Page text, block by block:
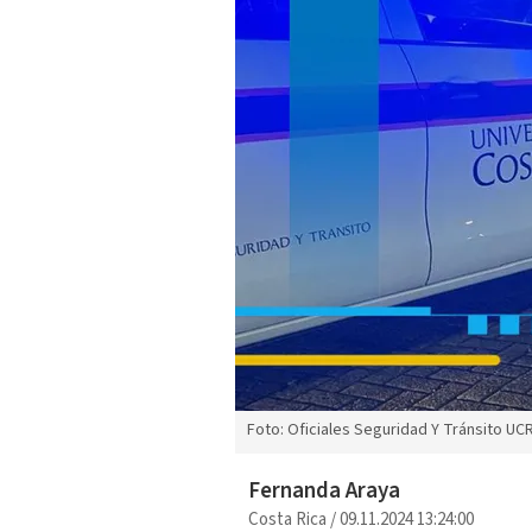
Foto: Oficiales Seguridad Y Tránsito
Fernanda Araya
Costa Rica/09.11.2024 13:24:00